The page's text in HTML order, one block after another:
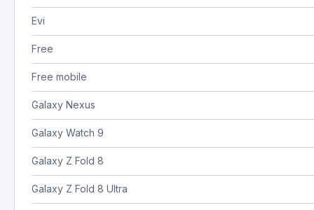
Evi
Free
Free mobile
Galaxy Nexus
Galaxy Watch 9
Galaxy Z Fold 8
Galaxy Z Fold 8 Ultra